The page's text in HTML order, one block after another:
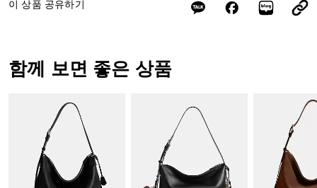
이 상품 공유하기
함께 보면 좋은 상품